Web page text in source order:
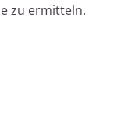
zu ermitteln.